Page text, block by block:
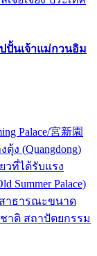
ปั้นเจ้าแม่กวนอิม
Palace/宮新園
ง (Quangdong)
วที่ได้รับแรง
Summer Palace)
าธารณะขนาด
าติ สถาปัตยกรรม